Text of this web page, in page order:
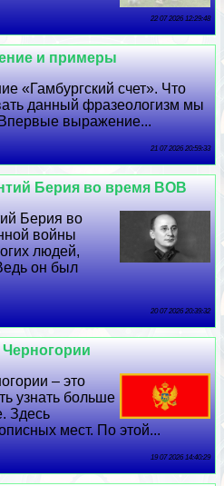
22 07 2026 12:29:48
и примеры
«Гамбургский счет». Что
данный фразеологизм мы
выражение...
21 07 2026 20:59:33
Берия во время ВОВ
Берия во
войны
людей,
он был
20 07 2026 20:39:32
– это
узнать больше
Здесь
мест. По этой...
19 07 2026 14:40:29